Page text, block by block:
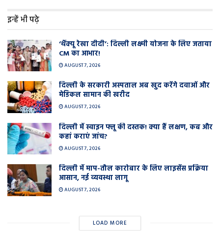
इन्हें भी पढ़े
‘थैंक्यू रेखा दीदी’: दिल्ली लक्ष्मी योजना के लिए जताया
CM का आभार!
AUGUST 7, 2026
दिल्ली के सरकारी अस्पताल अब खुद करेंगे दवाओं और
मेडिकल सामान की खरीद
AUGUST 7, 2026
दिल्ली में स्वाइन फ्लू की दस्तक! क्या हैं लक्षण, कब और
कहां कराएं जांच?
AUGUST 7, 2026
दिल्ली में माप-तौल कारोबार के लिए लाइसेंस प्रक्रिया
आसान, नई व्यवस्था लागू
AUGUST 7, 2026
LOAD MORE